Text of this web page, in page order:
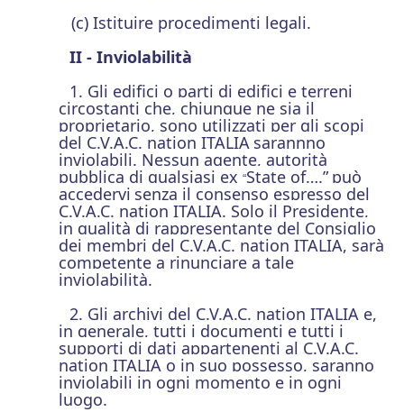
(c) Istituire procedimenti legali.
II - Inviolabilità
1. Gli edifici o parti di edifici e terreni
circostanti che, chiunque ne sia il
proprietario, sono utilizzati per gli scopi
del C.V.A.C. nation ITALIA sarannno
inviolabili. Nessun agente, autorità
pubblica di qualsiasi ex“State of….”può
accedervi senza il consenso espresso del
C.V.A.C. nation ITALIA. Solo il Presidente,
in qualità di rappresentante del Consiglio
dei membri del C.V.A.C. nation ITALIA, sarà
competente a rinunciare a tale
inviolabilità.
2. Gli archivi del C.V.A.C. nation ITALIA e,
in generale, tutti i documenti e tutti i
supporti di dati appartenenti al C.V.A.C.
nation ITALIA o in suo possesso, saranno
inviolabili in ogni momento e in ogni
luogo.